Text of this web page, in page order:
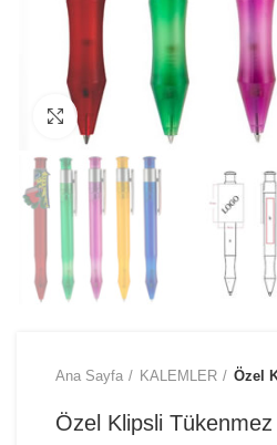
Büyütmek için tıklayın
Ana Sayfa KALEMLER Özel
Özel Klipsli